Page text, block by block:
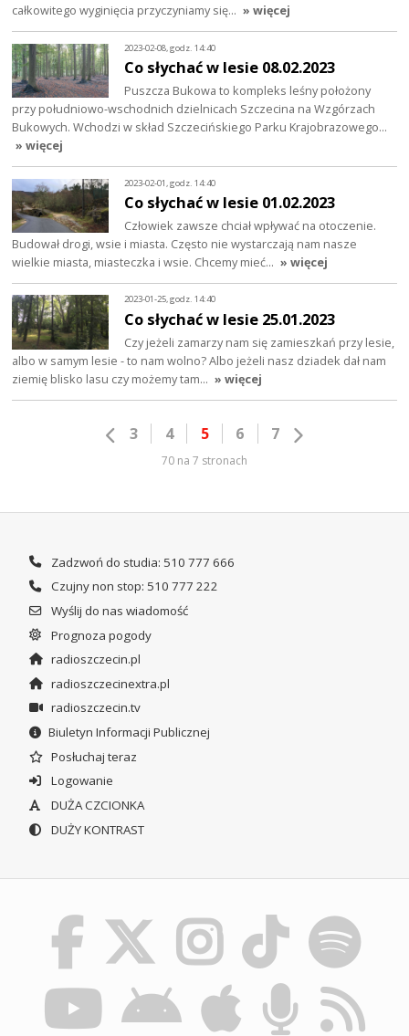
całkowitego wyginięcia przyczyniamy się… » więcej
2023-02-08, godz. 14:40
Co słychać w lesie 08.02.2023
Puszcza Bukowa to kompleks leśny położony
przy południowo-wschodnich dzielnicach Szczecina na Wzgórzach
Bukowych. Wchodzi w skład Szczecińskiego Parku Krajobrazowego…
» więcej
2023-02-01, godz. 14:40
Co słychać w lesie 01.02.2023
Człowiek zawsze chciał wpływać na otoczenie.
Budował drogi, wsie i miasta. Często nie wystarczają nam nasze
wielkie miasta, miasteczka i wsie. Chcemy mieć… » więcej
2023-01-25, godz. 14:40
Co słychać w lesie 25.01.2023
Czy jeżeli zamarzy nam się zamieszkań przy lesie,
albo w samym lesie - to nam wolno? Albo jeżeli nasz dziadek dał nam
ziemię blisko lasu czy możemy tam… » więcej
3 4 5 6 7
70 na 7 stronach
Zadzwoń do studia: 510 777 666
Czujny non stop: 510 777 222
Wyślij do nas wiadomość
Prognoza pogody
radioszczecin.pl
radioszczecinextra.pl
radioszczecin.tv
Biuletyn Informacji Publicznej
Posłuchaj teraz
Logowanie
DUŻA CZCIONKA
DUŻY KONTRAST